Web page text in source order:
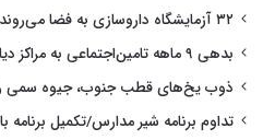
۳۲ آزمایشگاه داروسازی به فضا می‌روند
بدهی ۹ ماهه تامین‌اجتماعی به مراکز دیالیز
ذوب یخ‌های قطب جنوب، جیوه سمی را
تداوم برنامه شیر مدارس/تکمیل برنامه